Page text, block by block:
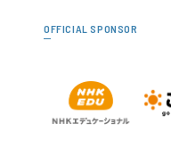
OFFICIAL SPONSOR